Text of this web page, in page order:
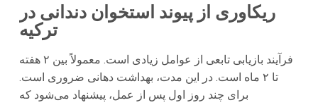
ریکاوری از پیوند استخوان دندانی در
ترکیه
فرآیند بازیابی تابعی از عوامل زیادی است. معمولاً بین ۲ هفته
تا ۲ ماه است. در این مدت، بهداشت دهانی ضروری است.
برای چند روز اول پس از عمل، پیشنهاد می‌شود که